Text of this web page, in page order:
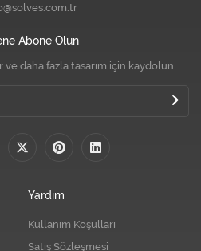
Abone Olun
daha fazla tasarım için kaydolun
Yardım
Kullanım Koşulları
Satış Sözleşmesi